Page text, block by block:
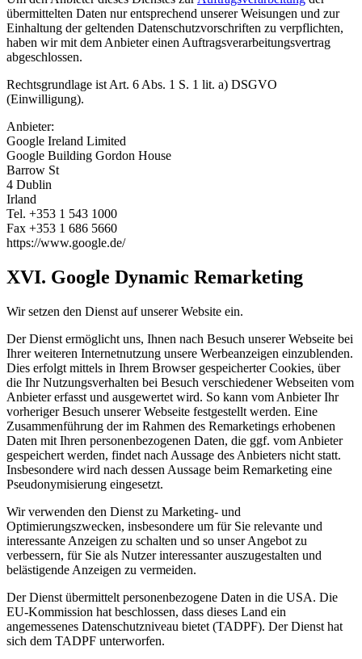
übermittelten Daten nur entsprechend unserer Weisungen und zur
Einhaltung der geltenden Datenschutzvorschriften zu verpflichten,
haben wir mit dem Anbieter einen Auftragsverarbeitungsvertrag
abgeschlossen.
Rechtsgrundlage ist Art. 6 Abs. 1 S. 1 lit. a) DSGVO
(Einwilligung).
Anbieter:
Google Ireland Limited
Google Building Gordon House
Barrow St
4 Dublin
Irland
Tel. +353 1 543 1000
Fax +353 1 686 5660
https://www.google.de/
XVI. Google Dynamic Remarketing
Wir setzen den Dienst auf unserer Website ein.
Der Dienst ermöglicht uns, Ihnen nach Besuch unserer Webseite bei
Ihrer weiteren Internetnutzung unsere Werbeanzeigen einzublenden.
Dies erfolgt mittels in Ihrem Browser gespeicherter Cookies, über
die Ihr Nutzungsverhalten bei Besuch verschiedener Webseiten vom
Anbieter erfasst und ausgewertet wird. So kann vom Anbieter Ihr
vorheriger Besuch unserer Webseite festgestellt werden. Eine
Zusammenführung der im Rahmen des Remarketings erhobenen
Daten mit Ihren personenbezogenen Daten, die ggf. vom Anbieter
gespeichert werden, findet nach Aussage des Anbieters nicht statt.
Insbesondere wird nach dessen Aussage beim Remarketing eine
Pseudonymisierung eingesetzt.
Wir verwenden den Dienst zu Marketing- und
Optimierungszwecken, insbesondere um für Sie relevante und
interessante Anzeigen zu schalten und so unser Angebot zu
verbessern, für Sie als Nutzer interessanter auszugestalten und
belästigende Anzeigen zu vermeiden.
Der Dienst übermittelt personenbezogene Daten in die USA. Die
EU-Kommission hat beschlossen, dass dieses Land ein
angemessenes Datenschutzniveau bietet (TADPF). Der Dienst hat
sich dem TADPF unterworfen.